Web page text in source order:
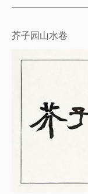
芥子园山水卷